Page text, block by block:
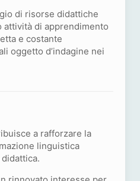
di risorse didattiche
attività di apprendimento
e costante
oggetto d’indagine nei
a rafforzare la
linguistica